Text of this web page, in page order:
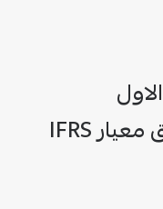
للإفصاحات المناخية وفق معيار IFRS